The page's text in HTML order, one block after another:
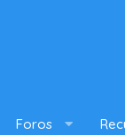
Foros